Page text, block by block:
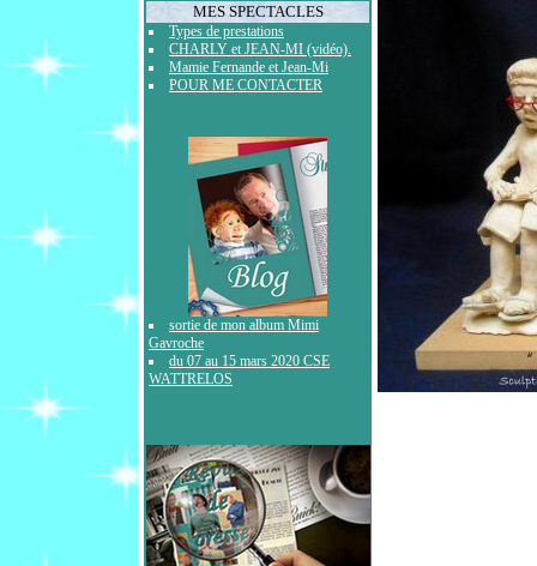
MES SPECTACLES
Types de prestations
CHARLY et JEAN-MI (vidéo).
Mamie Fernande et Jean-Mi
POUR ME CONTACTER
sortie de mon album Mimi
Gavroche
du 07 au 15 mars 2020 CSE
WATTRELOS